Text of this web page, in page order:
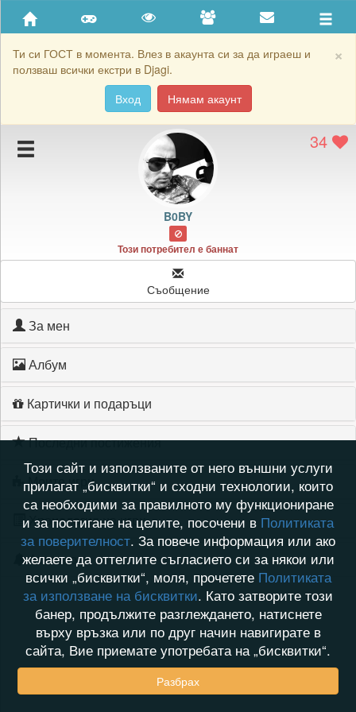
×
Ти си ГОСТ в момента. Влез в акаунта си за да играеш и
ползваш всички екстри в Djagi.
Вход
Нямам акаунт
Приятели
Хронология на игри
Подаръците на B0BY 34
B0BY
Този потребител е баннат
Съобщение
За мен
Албум
Картички и подаръци
Последни постижения
Моите игри
Хронология на игри
Активност
Този сайт и използваните от него външни услуги
прилагат „бисквитки“ и сходни технологии, които
са необходими за правилното му функциониране
и за постигане на целите, посочени в Политиката
за поверителност. За повече информация или ако
желаете да оттеглите съгласието си за някои или
всички „бисквитки“, моля, прочетете Политиката
за използване на бисквитки. Като затворите този
банер, продължите разглеждането, натиснете
върху връзка или по друг начин навигирате в
сайта, Вие приемате употребата на „бисквитки“.
Разбрах